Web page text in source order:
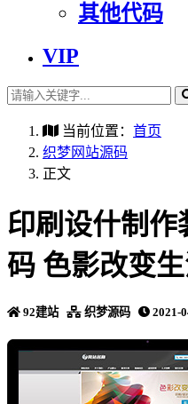
其他代码
VIP
当前位置： 首页
织梦网站源码
正文
印刷设什制作
码 色影改变
92建站 织梦源码 2021-